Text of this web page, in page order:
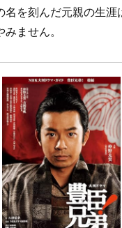
名を刻んだ元親の生涯
ません。